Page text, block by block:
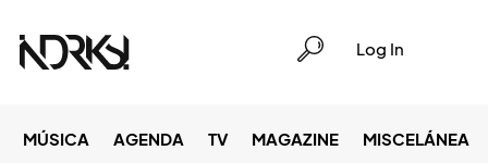
Log In
MÚSICA AGENDA TV MAGAZINE MISCELÁNEA